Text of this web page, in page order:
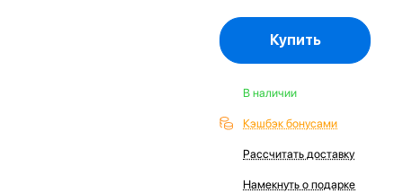
Купить
В наличии
Кэшбэк бонусами
Рассчитать доставку
Намекнуть о подарке